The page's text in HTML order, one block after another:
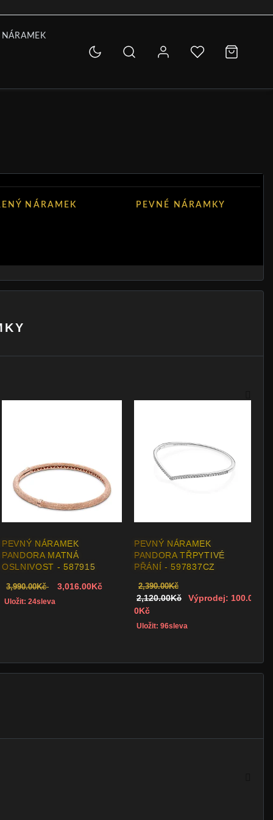
NÁRAMEK PEVNÉ NÁRAMKY
PEVNÝ NÁRAMEK
PANDORA MATNÁ
OSLNIVOST - 587915
3,990.00Kč 3,016.00Kč
Uložit: 24sleva
PEVNÝ NÁRAMEK
PANDORA TŘPYTIVÉ
PŘÁNÍ - 597837CZ
2,390.00Kč
2,120.00Kč
Výprodej: 100.0
0Kč
Uložit: 96sleva